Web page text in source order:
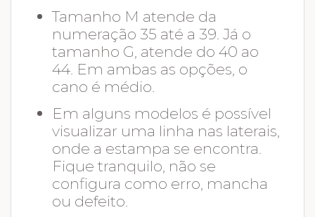
Tamanho M atende da
numeração 35 até a 39. Já o
tamanho G, atende do 40 ao
44. Em ambas as opções, o
cano é médio.
Em alguns modelos é possível
visualizar uma linha nas laterais,
onde a estampa se encontra.
Fique tranquilo, não se
configura como erro, mancha
ou defeito.